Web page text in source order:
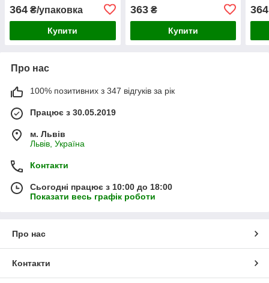
364 ₴/упаковка
Купити
363₴
Купити
364
Про нас
100% позитивних з 347 відгуків за рік
Працює з 30.05.2019
м. Львів
Львів, Україна
Контакти
Сьогодні працює з 10:00 до 18:00
Показати весь графік роботи
Про нас
Контакти